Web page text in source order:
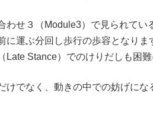
せ３（Module3）で見られて
に運ぶ分回し歩行の歩容となり
Stance）でのけりだしも困難
でなく、動きの中での妨げにな